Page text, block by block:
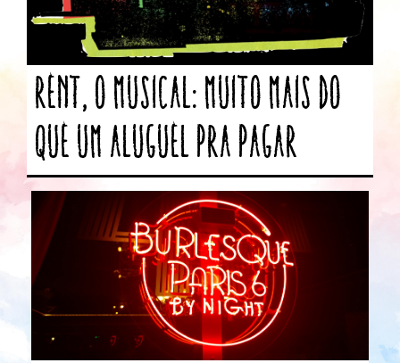
Rent, o Musical: muito mais do
que um aluguel pra pagar